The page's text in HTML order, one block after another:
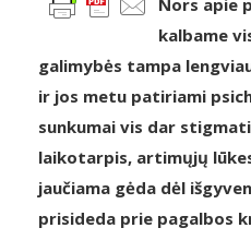
kalbame
galimybės tampa
ir jos metu patiriami
sunkumai vis dar
laikotarpis, artimųjų
jaučiama gėda dėl
prisideda prie pagalbos